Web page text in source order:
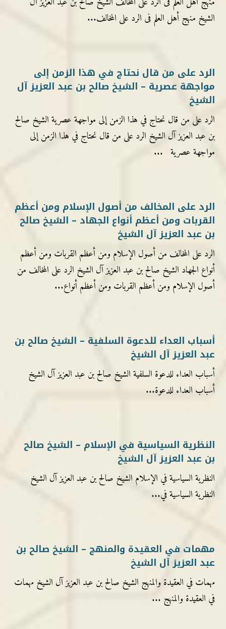
الشيخ منهج أهل العلم فى الرد على المخالف...
الرد على من قال نحتاج في هذا الزمن إلى
مواجهة عصرية – الشيخ صالح بن عبد العزيز آل
الشيخ
الرد على من قال نحتاج في هذا الزمن إلى مواجهة عصرية الشيخ صالح
بن عبد العزيز آل الشيخ الرد على من قال نحتاج في هذا الزمن إلى
مواجهة عصرية ...
الرد على المخالف من أصول الإسلام ومن أعظم
القربات ومن أعظم أنواع الجهاد – الشيخ صالح
بن عبد العزيز آل الشيخ
الرد على المخالف من أصول الإسلام ومن أعظم القربات ومن أعظم
أنواع الجهاد الشيخ صالح بن عبد العزيز آل الشيخ الرد على المخالف من
أصول الإسلام ومن أعظم القربات ومن أعظم أنواع...
أسباب العداء للدعوة السلفية – الشيخ صالح بن
عبد العزيز آل الشيخ
أسباب العداء للدعوة السلفية الشيخ صالح بن عبد العزيز آل الشيخ
أسباب العداء للدعوة...
النظرية السياسية في الإسلام – الشيخ صالح
بن عبد العزيز آل الشيخ
النظرية السياسية في الإسلام الشيخ صالح بن عبد العزيز آل الشيخ
النظرية السياسية في...
مهمات في العقيدة والمنهج – الشيخ صالح بن
عبد العزيز آل الشيخ
مهمات في العقيدة والمنهج الشيخ صالح بن عبد العزيز آل الشيخ مهمات
في العقيدة والمنهج ...